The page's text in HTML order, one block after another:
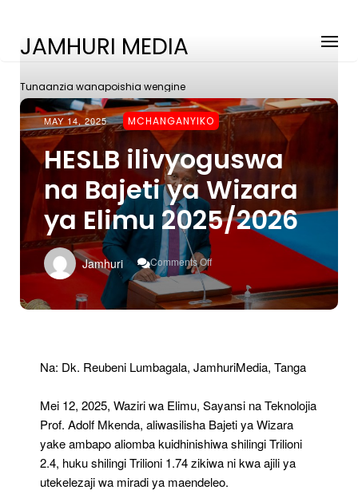
JAMHURI MEDIA
Tunaanzia wanapoishia wengine
MAY 14, 2025 MCHANGANYIKO
HESLB ilivyoguswa
na Bajeti ya Wizara
ya Elimu 2025/2026
Jamhuri Comments Off
On
HESLB
Ilivyoguswa
Na
Ya
Elimu
Na: Dk. Reubeni Lumbagala, JamhuriMedia, Tanga
Mei 12, 2025, Waziri wa Elimu, Sayansi na Teknolojia
Prof. Adolf Mkenda, aliwasilisha Bajeti ya Wizara
yake ambapo aliomba kuidhinishiwa shilingi Trilioni
2.4, huku shilingi Trilioni 1.74 zikiwa ni kwa ajili ya
utekelezaji wa miradi ya maendeleo.